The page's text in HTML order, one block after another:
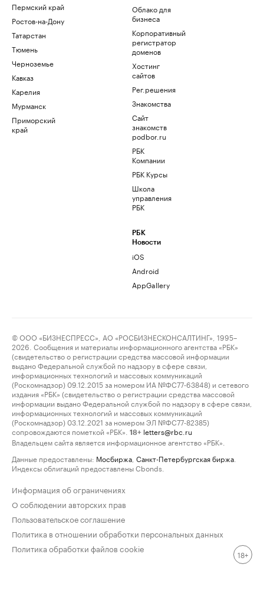
Пермский край
Ростов-на-Дону
Татарстан
Тюмень
Черноземье
Кавказ
Карелия
Мурманск
Приморский
край
Облако для
бизнеса
Корпоративный
регистратор
доменов
Хостинг
сайтов
Рег.решения
Знакомства
Сайт
знакомств
podbor.ru
РБК
Компании
РБК Курсы
Школа
управления
РБК
РБК
Новости
iOS
Android
AppGallery
© ООО «БИЗНЕСПРЕСС», АО «РОСБИЗНЕСКОНСАЛТИНГ», 1995–
2026. Сообщения и материалы информационного агентства «РБК»
(свидетельство о регистрации средства массовой информации
выдано Федеральной службой по надзору в сфере связи,
информационных технологий и массовых коммуникаций
(Роскомнадзор) 09.12.2015 за номером ИА №ФС77-63848) и сетевого
издания «РБК» (свидетельство о регистрации средства массовой
информации выдано Федеральной службой по надзору в сфере связи,
информационных технологий и массовых коммуникаций
(Роскомнадзор) 03.12.2021 за номером ЭЛ №ФС77-82385)
сопровождаются пометкой «РБК».
18+ letters@rbc.ru
Владельцем сайта является информационное агентство «РБК».
Данные предоставлены: Мосбиржа Санкт-Петербургская биржа
Индексы облигаций предоставлены Cbonds.
Информация об ограничениях
О соблюдении авторских прав
Пользовательское соглашение
Политика в отношении обработки персональных данных
Политика обработки файлов cookie
18+